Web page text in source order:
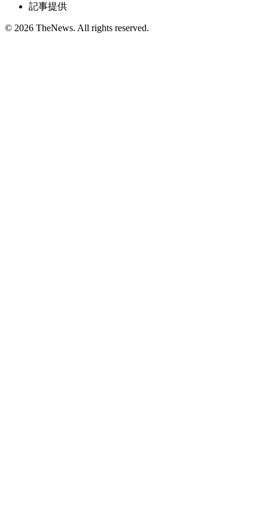
記事提供
© 2026 TheNews. All rights reserved.